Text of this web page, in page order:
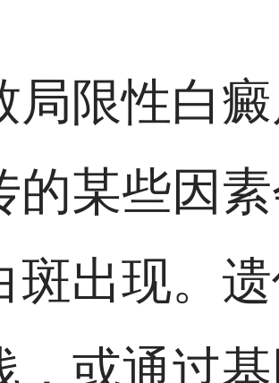
限性白
某些因
出现。
或通过